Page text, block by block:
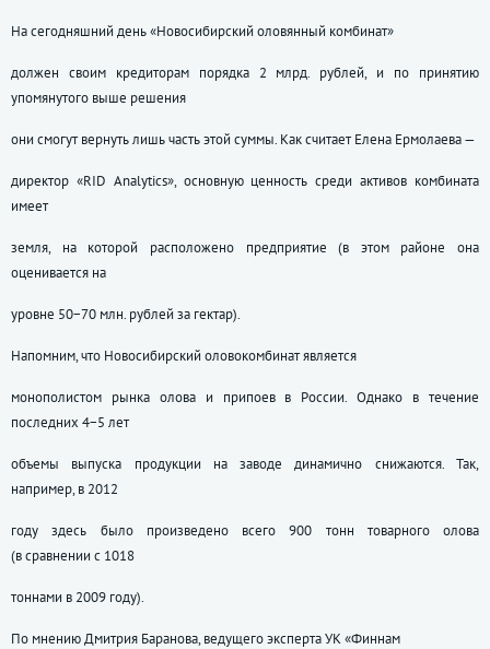
На сегодняшний день «Новосибирский оловянный комбинат»
должен своим кредиторам порядка 2 млрд. рублей, и по принятию
упомянутого выше решения
они смогут вернуть лишь часть этой суммы. Как считает Елена Ермолаева —
директор «RID Analytics», основную ценность среди активов комбината
имеет
земля, на которой расположено предприятие (в этом районе она
оценивается на
уровне 50−70 млн. рублей за гектар).
Напомним, что Новосибирский оловокомбинат является
монополистом рынка олова и припоев в России. Однако в течение
последних 4−5 лет
объемы выпуска продукции на заводе динамично снижаются. Так,
например, в 2012
году здесь было произведено всего 900 тонн товарного олова
(в сравнении с 1018
тоннами в 2009 году).
По мнению Дмитрия Баранова, ведущего эксперта УК «Финнам